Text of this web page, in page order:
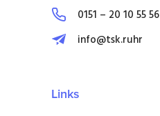
0151 – 20 10 55 56
info@tsk.ruhr
Links